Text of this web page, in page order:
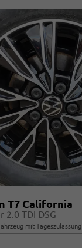
T7 California
2.0 TDI DSG
mit Tageszulassung